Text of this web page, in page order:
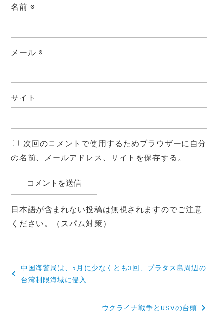
名前 ※
メール ※
サイト
次回のコメントで使用するためブラウザーに自分
の名前、メールアドレス、サイトを保存する。
日本語が含まれない投稿は無視されますのでご注意
ください。（スパム対策）
稿
中国海警局は、5月に少なくとも3回、プラタス島周辺の
台湾制限海域に侵入
ウクライナ戦争とUSVの台頭